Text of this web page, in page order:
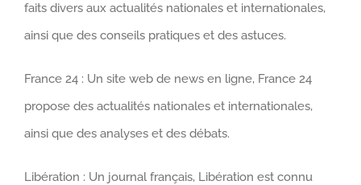
faits divers aux actualités nationales et internationales,
ainsi que des conseils pratiques et des astuces.
France 24 : Un site web de news en ligne, France 24
propose des actualités nationales et internationales,
ainsi que des analyses et des débats.
Libération : Un journal français, Libération est connu